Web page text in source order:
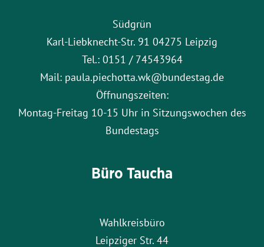
Südgrün
Karl-Liebknecht-Str. 91 04275 Leipzig
Tel.: 0151 / 74543964
Mail: paula.piechotta.wk@bundestag.de
Öffnungszeiten:
Montag-Freitag 10-15 Uhr in Sitzungswochen des
Bundestags
Büro Taucha
Wahlkreisbüro
Leipziger Str. 44